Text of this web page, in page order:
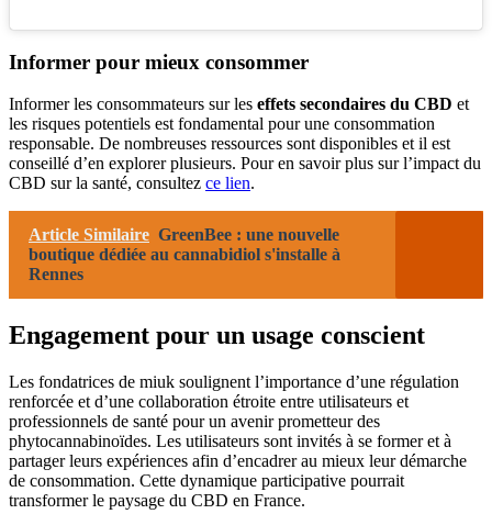
Informer pour mieux consommer
Informer les consommateurs sur les effets secondaires du CBD et
les risques potentiels est fondamental pour une consommation
responsable. De nombreuses ressources sont disponibles et il est
conseillé d’en explorer plusieurs. Pour en savoir plus sur l’impact du
CBD sur la santé, consultez ce lien.
Article Similaire GreenBee : une nouvelle
boutique dédiée au cannabidiol s'installe à
Rennes
Engagement pour un usage conscient
Les fondatrices de miuk soulignent l’importance d’une régulation
renforcée et d’une collaboration étroite entre utilisateurs et
professionnels de santé pour un avenir prometteur des
phytocannabinoïdes. Les utilisateurs sont invités à se former et à
partager leurs expériences afin d’encadrer au mieux leur démarche
de consommation. Cette dynamique participative pourrait
transformer le paysage du CBD en France.